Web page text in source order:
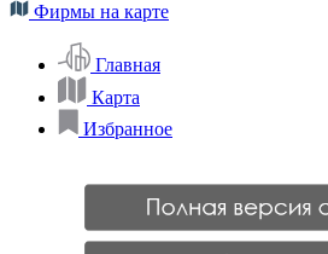
Фирмы на карте
Главная
Карта
Избранное